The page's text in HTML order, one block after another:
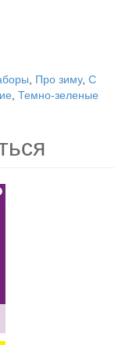
Про зиму, С
Темно-зеленые